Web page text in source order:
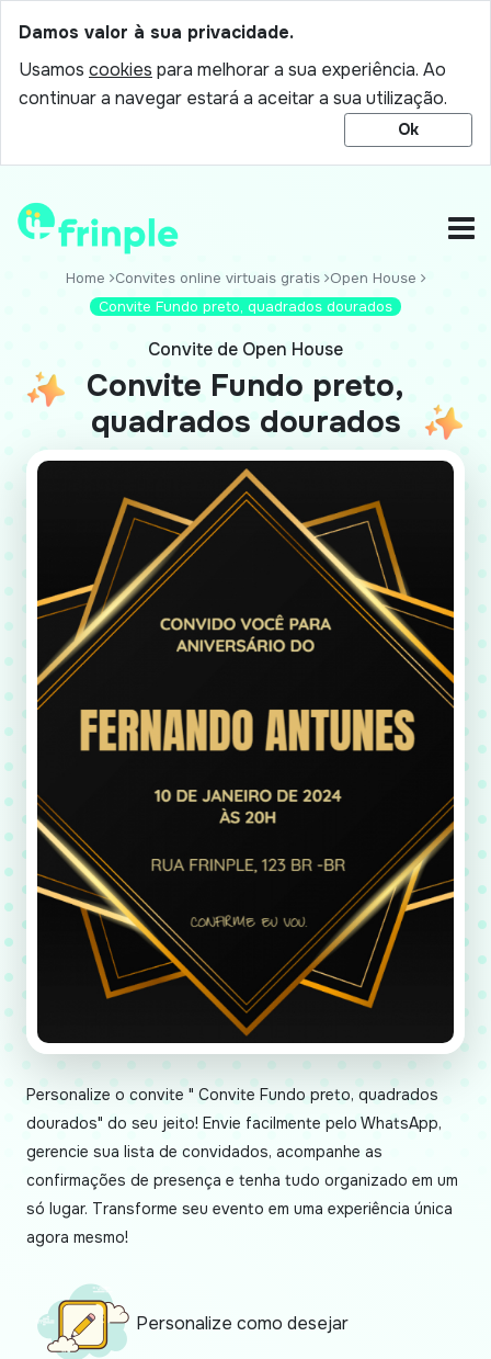
Damos valor à sua privacidade.
Usamos cookies para melhorar a sua experiência. Ao
continuar a navegar estará a aceitar a sua utilização.
Ok
Home Convites online virtuais gratis
Open House
Convite Fundo preto, quadrados dourados
Convite de Open House
Convite Fundo preto,
quadrados dourados
Personalize o convite " Convite Fundo preto, quadrados
dourados" do seu jeito! Envie facilmente pelo WhatsApp,
gerencie sua lista de convidados, acompanhe as
confirmações de presença e tenha tudo organizado em um
só lugar. Transforme seu evento em uma experiência única
agora mesmo!
Personalize como desejar